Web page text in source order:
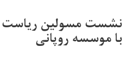
نشست مسولین ریاست
با موسسه روپانی